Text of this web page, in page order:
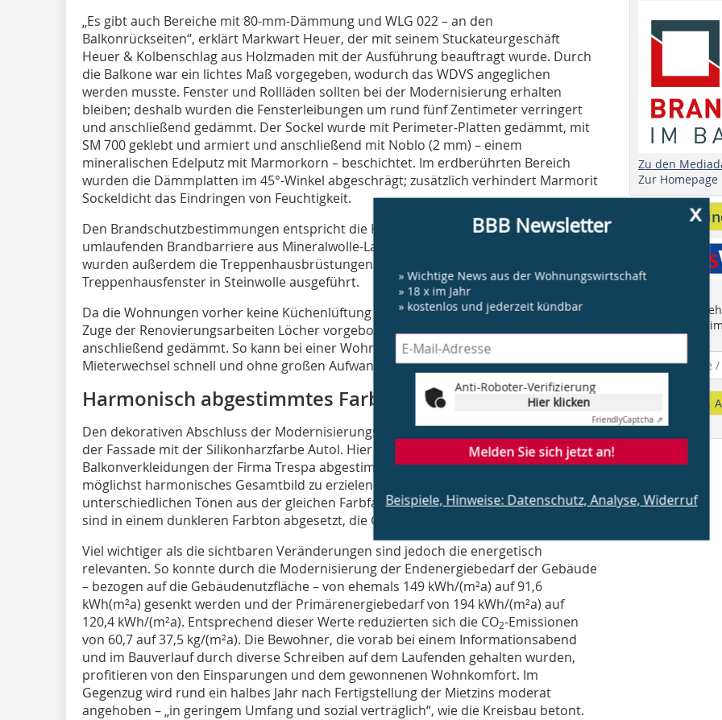
„Es gibt auch Bereiche mit 80-mm-Dämmung und WLG 022 – an den
Balkonrückseiten“, erklärt Markwart Heuer, der mit seinem Stuckateurgeschäft
Heuer & Kolbenschlag aus Holzmaden mit der Ausführung beauftragt wurde. Durch
die Balkone war ein lichtes Maß vorgegeben, wodurch das WDVS angeglichen
werden musste. Fenster und Rollläden sollten bei der Modernisierung erhalten
bleiben; deshalb wurden die Fensterleibungen um rund fünf Zentimeter verringert
und anschließend gedämmt. Der Sockel wurde mit Perimeter-Platten gedämmt, mit
SM 700 geklebt und armiert und anschließend mit Noblo (2 mm) – einem
mineralischen Edelputz mit Marmorkorn – beschichtet. Im erdberührten Bereich
wurden die Dämmplatten im 45°-Winkel abgeschrägt; zusätzlich verhindert Marmorit
Sockeldicht das Eindringen von Feuchtigkeit.
Den Brandschutzbestimmungen entspricht die Kreisbau durch das Anbringen einer
umlaufenden Brandbarriere aus Mineralwolle-Lamellenplatten. Mit dem gleichen Ziel
wurden außerdem die Treppenhausbrüstungen und seitlichen Einfassungen der
Treppenhausfenster in Steinwolle ausgeführt.
Da die Wohnungen vorher keine Küchenlüftung hatten, haben die Handwerker im
Zuge der Renovierungsarbeiten Löcher vorgebohrt, Gitter eingesetzt und das Ganze
anschließend gedämmt. So kann bei einer Wohnungsrenovierung bzw. einem
Mieterwechsel schnell und ohne großen Aufwand ein Durchbruch erfolgen.
Harmonisch abgestimmtes Farbkonzept
Den dekorativen Abschluss der Modernisierungsarbeiten bildete der Farbanstrich
der Fassade mit der Silikonharzfarbe Autol. Hier wurde von Knauf eigens ein auf die
Balkonverkleidungen der Firma Trespa abgestimmtes Farbkonzept entwickelt, um ein
möglichst harmonisches Gesamtbild zu erzielen. Jede Fassade wurde mit vier
unterschiedlichen Tönen aus der gleichen Farbfamilie gestrichen. Die Gebäudeecken
sind in einem dunkleren Farbton abgesetzt, die Giebelflächen blieben weiß.
Viel wichtiger als die sichtbaren Veränderungen sind jedoch die energetisch
relevanten. So konnte durch die Modernisierung der Endenergiebedarf der Gebäude
– bezogen auf die Gebäudenutzfläche – von ehemals 149 kWh/(m²a) auf 91,6
kWh(m²a) gesenkt werden und der Primärenergiebedarf von 194 kWh/(m²a) auf
120,4 kWh/(m²a). Entsprechend dieser Werte reduzierten sich die CO2-Emissionen
von 60,7 auf 37,5 kg/(m²a). Die Bewohner, die vorab bei einem Informationsabend
und im Bauverlauf durch diverse Schreiben auf dem Laufenden gehalten wurden,
profitieren von den Einsparungen und dem gewonnenen Wohnkomfort. Im
Gegenzug wird rund ein halbes Jahr nach Fertigstellung der Mietzins moderat
angehoben – „in geringem Umfang und sozial verträglich“, wie die Kreisbau betont.
x
BBB Newsletter
» Wichtige News aus der Wohnungswirtschaft
» 18 x im Jahr
» kostenlos und jederzeit kündbar
Anti-Roboter-Verifizierung
Hier klicken
FriendlyCaptcha ⇗
Melden Sie sich jetzt an!
Beispiele, Hinweise: Datenschutz, Analyse, Widerruf
Zu den
Zur Homepage
Anbieter
Finden Sie
"Who is Who